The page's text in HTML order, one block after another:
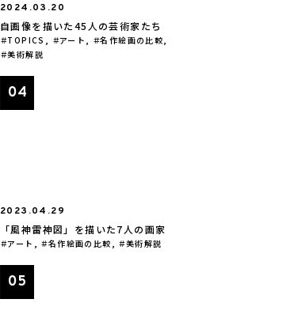
2024.03.20
自画像を描いた45人の芸術家たち
TOPICS , アート , 名作絵画の比較,
美術解説
2023.04.29
「風神雷神図」を描いた7人の画家
アート , 名作絵画の比較 , 美術解説